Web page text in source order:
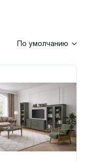
По умолчанию